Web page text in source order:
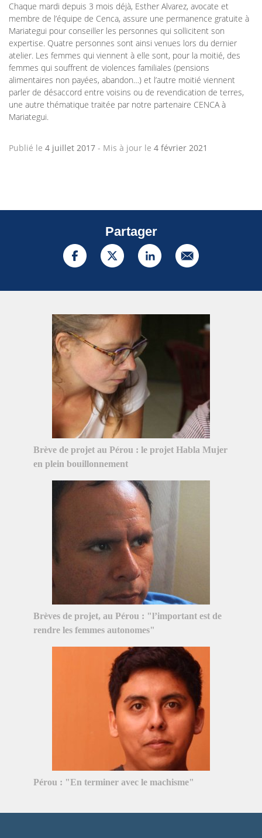
Chaque mardi depuis 3 mois déjà, Esther Alvarez, avocate et
membre de l’équipe de Cenca, assure une permanence gratuite à
Mariategui pour conseiller les personnes qui sollicitent son
expertise. Quatre personnes sont ainsi venues lors du dernier
atelier. Les femmes qui viennent à elle sont, pour la moitié, des
femmes qui souffrent de violences familiales (pensions
alimentaires non payées, abandon…) et l’autre moitié viennent
parler de désaccord entre voisins ou de revendication de terres,
une autre thématique traitée par notre partenaire CENCA à
Mariategui.
Publié le 4 juillet 2017 - Mis à jour le 4 février 2021
Partager
Brève de projet au Pérou : le projet Habla Mujer
en plein bouillonnement
Brèves de projet, au Pérou : "l’important est de
rendre les femmes autonomes"
Pérou : "En terminer avec le machisme"